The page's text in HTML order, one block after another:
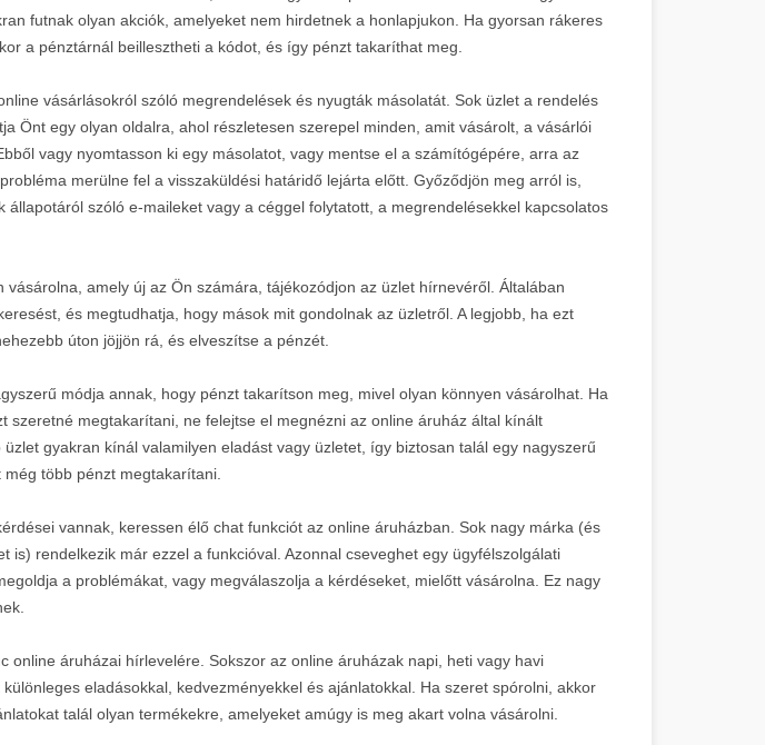
futnak olyan akciók, amelyeket nem hirdetnek a honlapjukon. Ha gyorsan rákeres
a pénztárnál beillesztheti a kódot, és így pénzt takaríthat meg.
vásárlásokról szóló megrendelések és nyugták másolatát. Sok üzlet a rendelés
Önt egy olyan oldalra, ahol részletesen szerepel minden, amit vásárolt, a vásárlói
vagy nyomtasson ki egy másolatot, vagy mentse el a számítógépére, arra az
merülne fel a visszaküldési határidő lejárta előtt. Győződjön meg arról is,
állapotáról szóló e-maileket vagy a céggel folytatott, a megrendelésekkel kapcsolatos
vásárolna, amely új az Ön számára, tájékozódjon az üzlet hírnevéről. Általában
és megtudhatja, hogy mások mit gondolnak az üzletről. A legjobb, ha ezt
úton jöjjön rá, és elveszítse a pénzét.
módja annak, hogy pénzt takarítson meg, mivel olyan könnyen vásárolhat. Ha
szeretné megtakarítani, ne felejtse el megnézni az online áruház által kínált
üzlet gyakran kínál valamilyen eladást vagy üzletet, így biztosan talál egy nagyszerű
több pénzt megtakarítani.
vannak, keressen élő chat funkciót az online áruházban. Sok nagy márka (és
is) rendelkezik már ezzel a funkcióval. Azonnal cseveghet egy ügyfélszolgálati
a problémákat, vagy megválaszolja a kérdéseket, mielőtt vásárolna. Ez nagy
online áruházai hírlevelére. Sokszor az online áruházak napi, heti vagy havi
eladásokkal, kedvezményekkel és ajánlatokkal. Ha szeret spórolni, akkor
talál olyan termékekre, amelyeket amúgy is meg akart volna vásárolni.